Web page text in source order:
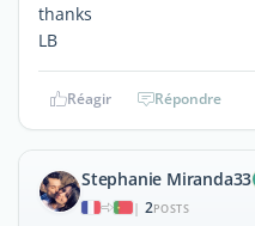
thanks
LB
Réagir Répondre
Stephanie Miranda33
| 2POSTS